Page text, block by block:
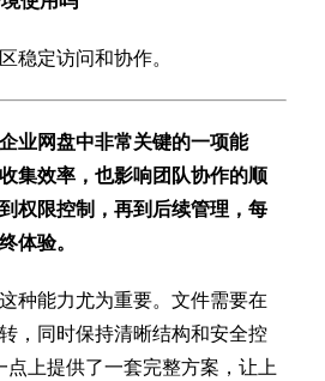
稳定访问和协作。
业网盘中非常关键的一项能
集效率，也影响团队协作的顺
权限控制，再到后续管理，每
体验。
种能力尤为重要。文件需要在
，同时保持清晰结构和安全控
上提供了一套完整方案，让上